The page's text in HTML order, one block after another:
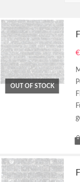
OUT OF STOCK
€